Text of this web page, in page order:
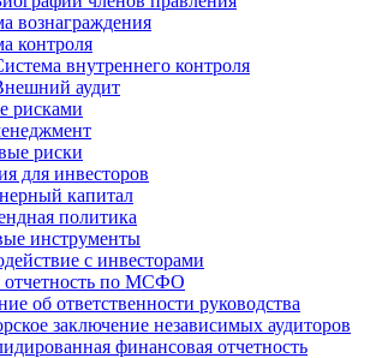
вознаграждения
контроля
внутреннего контроля
аудит
рисками
риски
для инвесторов
капитал
политика
инструменты
с инвеcторами
отчетность по МСФО
об ответственности руководства
заключение независимых аудиторов
финансовая отчетность